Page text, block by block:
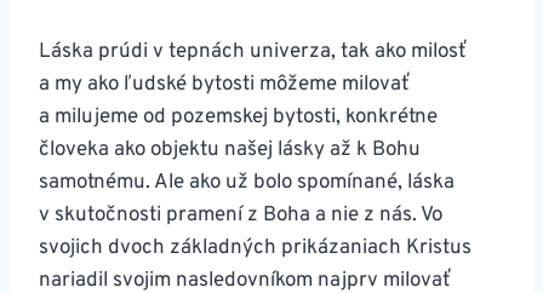
Láska prúdi v tepnách univerza, tak ako milosť
a my ako ľudské bytosti môžeme milovať
a milujeme od pozemskej bytosti, konkrétne
človeka ako objektu našej lásky až k Bohu
samotnému. Ale ako už bolo spomínané, láska
v skutočnosti pramení z Boha a nie z nás. Vo
svojich dvoch základných prikázaniach Kristus
nariadil svojim nasledovníkom najprv milovať